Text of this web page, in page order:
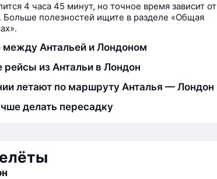
4 часа 45 минут, но точное время зависит от
Больше полезностей ищите в разделе «Общая
между Антальей и Лондоном
из Антальи в Лондон
летают по маршруту Анталья — Лондон
делать пересадку